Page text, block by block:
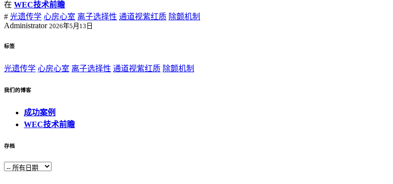
在 WEC技术前瞻
# 光遗传学 心房心室 离子选择性 通道视紫红质 除颤机制
Administrator 2026年5月13日
标签
光遗传学 心房心室 离子选择性 通道视紫红质 除颤机制
我们的博客
成功案例
WEC技术前瞻
存档